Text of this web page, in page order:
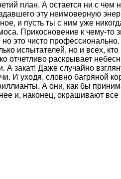
план. А остается ни с чем
эту неимоверную
и пусть ты с ним уже
Прикосновение к чему-то
это чисто профессионально.
испытателей, но и всех,
отчетливо раскрывает
А закат! Даже случайно
И уходя, словно багряной
А они, как бы
и, наконец, окрашивают